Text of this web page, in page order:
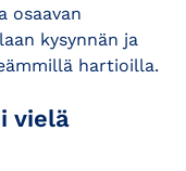
osaavan
kysynnän ja
hartioilla.
vielä